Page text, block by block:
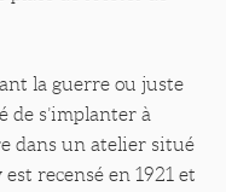
la guerre ou juste
de s’implanter à
dans un atelier situé
recensé en 1921 et